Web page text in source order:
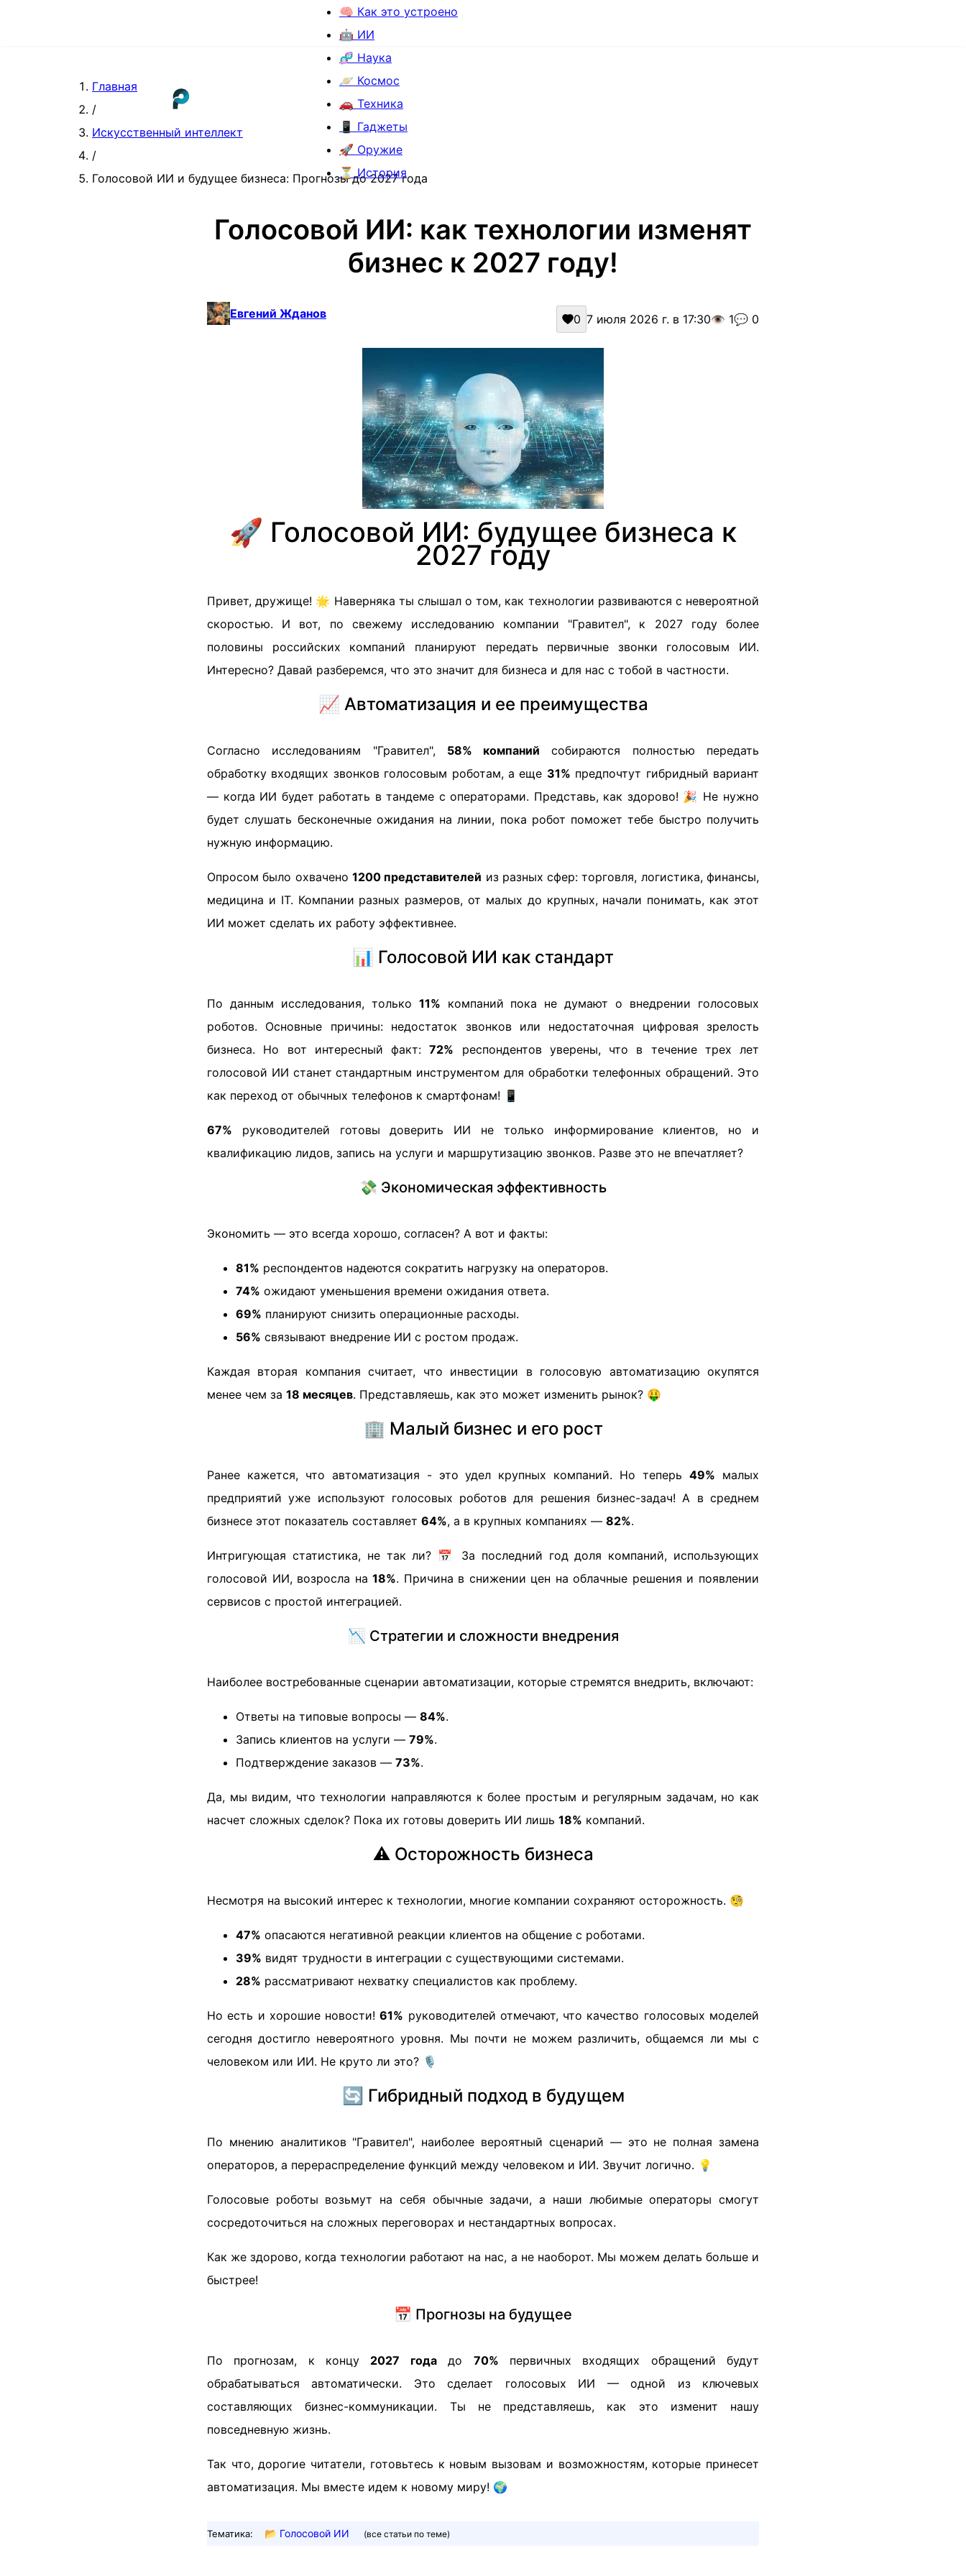
🧠 Как это устроено
🤖 ИИ
🧬 Наука
🪐 Космос
🚗 Техника
📱 Гаджеты
🚀 Оружие
⏳ История
Главная
/
Искусственный интеллект
/
Голосовой ИИ и будущее бизнеса: Прогнозы до 2027 года
Голосовой ИИ: как технологии изменят
бизнес к 2027 году!
Евгений Жданов 0 7 июля 2026 г. в 17:30👁️ 1💬 0
🚀 Голосовой ИИ: будущее бизнеса к
2027 году
Привет, дружище! 🌟 Наверняка ты слышал о том, как технологии развиваются с невероятной
скоростью. И вот, по свежему исследованию компании "Гравител", к 2027 году более
половины российских компаний планируют передать первичные звонки голосовым ИИ.
Интересно? Давай разберемся, что это значит для бизнеса и для нас с тобой в частности.
📈 Автоматизация и ее преимущества
Согласно исследованиям "Гравител", 58% компаний собираются полностью передать
обработку входящих звонков голосовым роботам, а еще 31% предпочтут гибридный вариант
— когда ИИ будет работать в тандеме с операторами. Представь, как здорово! 🎉 Не нужно
будет слушать бесконечные ожидания на линии, пока робот поможет тебе быстро получить
нужную информацию.
Опросом было охвачено 1200 представителей из разных сфер: торговля, логистика, финансы,
медицина и IT. Компании разных размеров, от малых до крупных, начали понимать, как этот
ИИ может сделать их работу эффективнее.
📊 Голосовой ИИ как стандарт
По данным исследования, только 11% компаний пока не думают о внедрении голосовых
роботов. Основные причины: недостаток звонков или недостаточная цифровая зрелость
бизнеса. Но вот интересный факт:72% респондентов уверены, что в течение трех лет
голосовой ИИ станет стандартным инструментом для обработки телефонных обращений. Это
как переход от обычных телефонов к смартфонам! 📱
67% руководителей готовы доверить ИИ не только информирование клиентов, но и
квалификацию лидов, запись на услуги и маршрутизацию звонков. Разве это не впечатляет?
💸 Экономическая эффективность
Экономить — это всегда хорошо, согласен? А вот и факты:
81% респондентов надеются сократить нагрузку на операторов.
74% ожидают уменьшения времени ожидания ответа.
69% планируют снизить операционные расходы.
56% связывают внедрение ИИ с ростом продаж.
Каждая вторая компания считает, что инвестиции в голосовую автоматизацию окупятся
менее чем за 18 месяцев. Представляешь, как это может изменить рынок? 🤑
🏢 Малый бизнес и его рост
Ранее кажется, что автоматизация - это удел крупных компаний. Но теперь49% малых
предприятий уже используют голосовых роботов для решения бизнес-задач! А в среднем
бизнесе этот показатель составляет 64%, а в крупных компаниях — 82%.
Интригующая статистика, не так ли? 📅 За последний год доля компаний, использующих
голосовой ИИ, возросла на18%. Причина в снижении цен на облачные решения и появлении
сервисов с простой интеграцией.
📉 Стратегии и сложности внедрения
Наиболее востребованные сценарии автоматизации, которые стремятся внедрить, включают:
Ответы на типовые вопросы — 84%.
Запись клиентов на услуги — 79%.
Подтверждение заказов — 73%.
Да, мы видим, что технологии направляются к более простым и регулярным задачам, но как
насчет сложных сделок? Пока их готовы доверить ИИ лишь 18% компаний.
⚠️ Осторожность бизнеса
Несмотря на высокий интерес к технологии, многие компании сохраняют осторожность. 🧐
47% опасаются негативной реакции клиентов на общение с роботами.
39% видят трудности в интеграции с существующими системами.
28% рассматривают нехватку специалистов как проблему.
Но есть и хорошие новости!61% руководителей отмечают, что качество голосовых моделей
сегодня достигло невероятного уровня. Мы почти не можем различить, общаемся ли мы с
человеком или ИИ. Не круто ли это? 🎙️
🔄 Гибридный подход в будущем
По мнению аналитиков "Гравител", наиболее вероятный сценарий — это не полная замена
операторов, а перераспределение функций между человеком и ИИ. Звучит логично. 💡
Голосовые роботы возьмут на себя обычные задачи, а наши любимые операторы смогут
сосредоточиться на сложных переговорах и нестандартных вопросах.
Как же здорово, когда технологии работают на нас, а не наоборот. Мы можем делать больше и
быстрее!
📅 Прогнозы на будущее
По прогнозам, к концу 2027 годадо 70% первичных входящих обращений будут
обрабатываться автоматически. Это сделает голосовых ИИ — одной из ключевых
составляющих бизнес-коммуникации. Ты не представляешь, как это изменит нашу
повседневную жизнь.
Так что, дорогие читатели, готовьтесь к новым вызовам и возможностям, которые принесет
автоматизация. Мы вместе идем к новому миру! 🌍
Тематика: 📂 Голосовой ИИ (все статьи по теме)